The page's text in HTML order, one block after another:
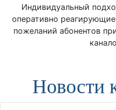
Индивидуальный
оперативно
пожеланий абонентов
Новости